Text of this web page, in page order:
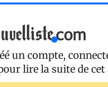
un compte,
lire la suite de cet